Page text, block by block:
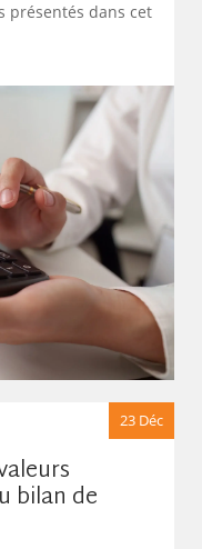
présentés dans cet
23 Déc
bilan de